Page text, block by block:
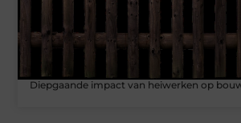
Diepgaande impact van heiwerken op